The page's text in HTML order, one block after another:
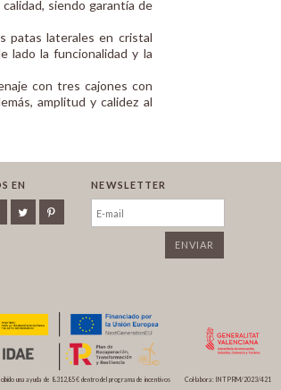
siendo garantía de
patas laterales en cristal
lado la funcionalidad y la
con tres cajones con
amplitud y calidez al
EN NEWSLETTER
una ayuda de 8.312,85 € dentro del programa de incentivos Col·labora: INTPRM/2023/421